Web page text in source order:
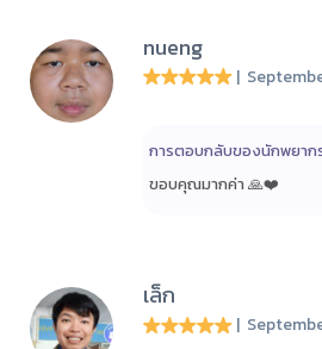
nueng
|
การตอบกลับของนักพยา
ขอบคุณมากค่า 🙏❤️
เล็ก
|